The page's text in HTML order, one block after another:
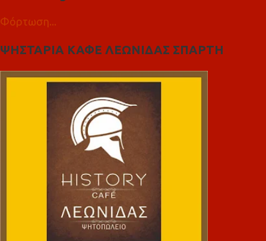
Φόρτωση...
ΨΗΣΤΑΡΙΑ ΚΑΦΕ ΛΕΩΝΙΔΑΣ ΣΠΑΡΤΗ